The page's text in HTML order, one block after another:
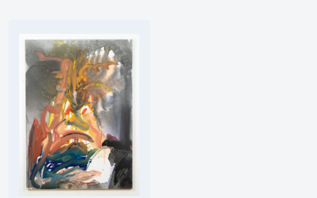
Orientatie
Kleur
Zoeken
Kerncollectie